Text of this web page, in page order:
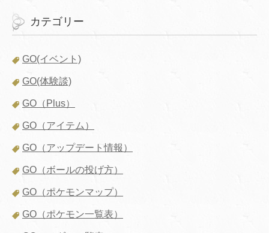
カテゴリー
GO(イベント)
GO(体験談)
GO（Plus）
GO（アイテム）
GO（アップデート情報）
GO（ボールの投げ方）
GO（ポケモンマップ）
GO（ポケモン一覧表）